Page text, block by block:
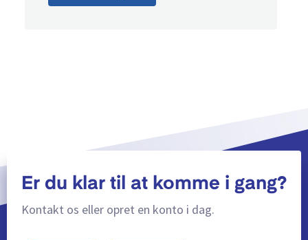
Er du klar til at komme i gang?
Kontakt os eller opret en konto i dag.